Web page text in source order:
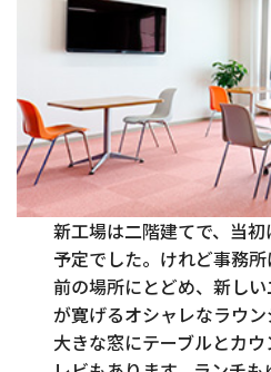
新工場は二階建てで、当
予定でした。けれど事務
前の場所にとどめ、新し
が寛げるオシャレなラウン
大きな窓にテーブルとカ